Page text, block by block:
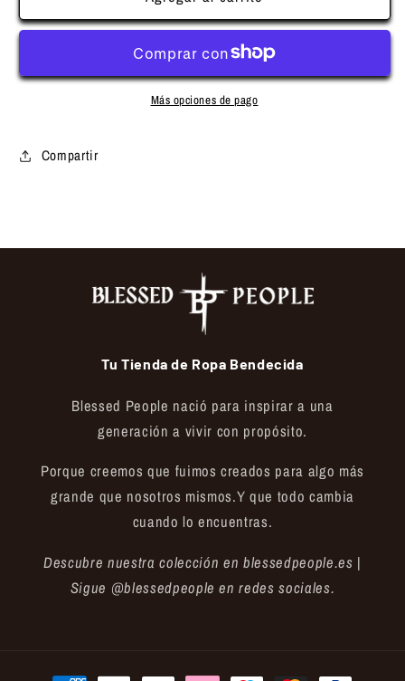
Más opciones de pago
Compartir
Tu Tienda de Ropa Bendecida
Blessed People nació para inspirar a una
generación a vivir con propósito.
Porque creemos que fuimos creados para algo más
grande que nosotros mismos.Y que todo cambia
cuando lo encuentras.
Descubre nuestra colección en blessedpeople.es |
Sigue @blessedpeople en redes sociales.